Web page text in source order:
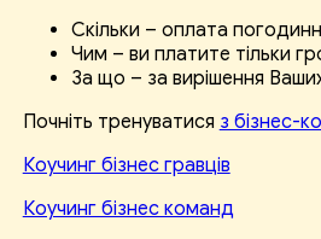
Скільки – оплата
Чим – ви платите тільки
За що – за вирішення
Почніть тренуватися з бізнес-
Коучинг бізнес гравців
Коучинг бізнес команд